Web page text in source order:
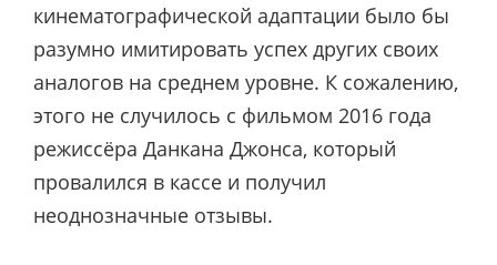
кинематографической адаптации было бы
разумно имитировать успех других своих
аналогов на среднем уровне. К сожалению,
этого не случилось с фильмом 2016 года
режиссёра Данкана Джонса, который
провалился в кассе и получил
неоднозначные отзывы.